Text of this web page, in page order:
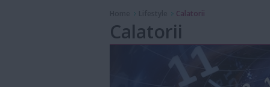
Sebastian Stan şi
Citeste mai mult»
Ce înseamnă K-
Beauty?
Calatorii
Calatorii